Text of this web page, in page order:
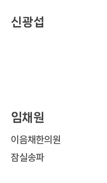
신광섭
임채원
이음채한의원
잠실송파